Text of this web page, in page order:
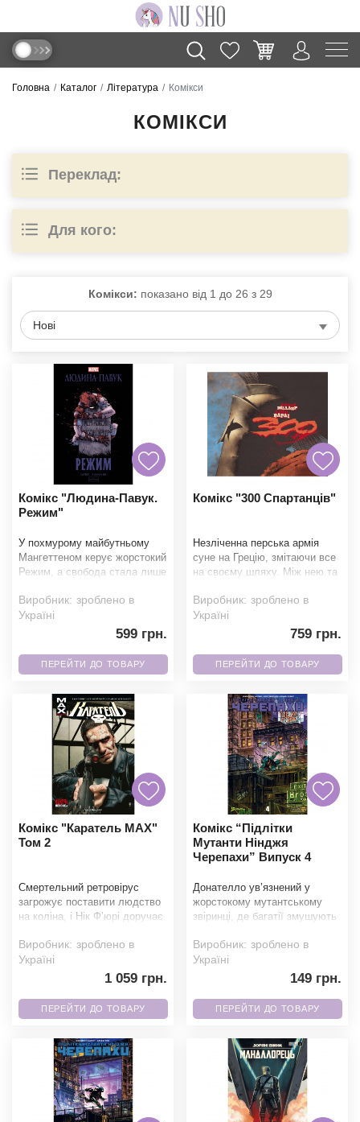
Головна Каталог Література Комікси
КОМІКСИ
Переклад:
Для кого:
Комікси: показано від 1 до 26 з 29
Нові
Комікс "Людина-Павук.
Режим"
У похмурому майбутньому
Мангеттеном керує жорстокий
Режим, а свобода стала лише
зламаний Пітер Па
Виробник: зроблено в
Україні
599 грн.
ПЕРЕЙТИ ДО ТОВАРУ
Комікс "300 Спартанців"
Незліченна перська армія
суне на Грецію, змітаючи все
на своєму шляху. Між нею та
воїнів &md
Виробник: зроблено в
Україні
759 грн.
ПЕРЕЙТИ ДО ТОВАРУ
Комікс "Каратель MAX"
Том 2
Смертельний ретровірус
загрожує поставити людство
на коліна, і Нік Ф’юрі доручає
місію. Т
Виробник: зроблено в
Україні
1 059 грн.
ПЕРЕЙТИ ДО ТОВАРУ
Комікс “Підлітки
Мутанти Нінджя
Черепахи” Випуск 4
Донателло ув’язнений у
жорстокому мутантському
звіринці, де багатії змушують
Зі зламан
Виробник: зроблено в
Україні
149 грн.
ПЕРЕЙТИ ДО ТОВАРУ